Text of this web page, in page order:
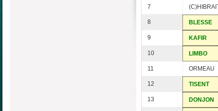
7
8 BLESSE
9 KAFIR
10 LIMBO
11 ORMEAU
12 TISENT
13 DONJON